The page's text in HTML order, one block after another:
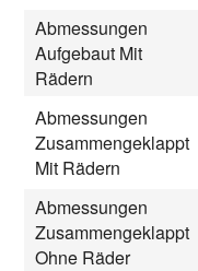
Abmessungen
Aufgebaut Mit
Rädern
Abmessungen
Zusammengeklappt
Mit Rädern
Abmessungen
Zusammengeklappt
Ohne Räder